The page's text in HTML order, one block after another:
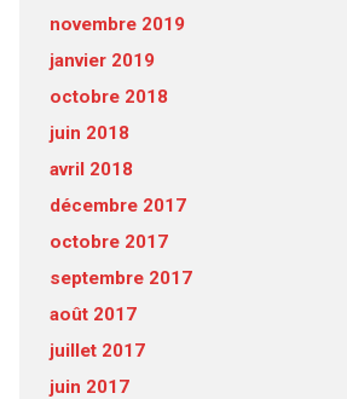
novembre 2019
janvier 2019
octobre 2018
juin 2018
avril 2018
décembre 2017
octobre 2017
septembre 2017
août 2017
juillet 2017
juin 2017